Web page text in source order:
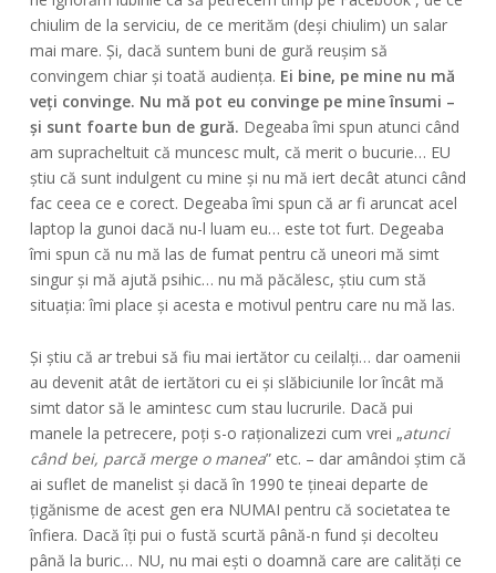
chiulim de la serviciu, de ce merităm (deși chiulim) un salar
mai mare. Și, dacă suntem buni de gură reușim să
convingem chiar și toată audiența. Ei bine, pe mine nu mă
veți convinge. Nu mă pot eu convinge pe mine însumi –
și sunt foarte bun de gură. Degeaba îmi spun atunci când
am supracheltuit că muncesc mult, că merit o bucurie… EU
știu că sunt indulgent cu mine și nu mă iert decât atunci când
fac ceea ce e corect. Degeaba îmi spun că ar fi aruncat acel
laptop la gunoi dacă nu-l luam eu… este tot furt. Degeaba
îmi spun că nu mă las de fumat pentru că uneori mă simt
singur și mă ajută psihic… nu mă păcălesc, știu cum stă
situația: îmi place și acesta e motivul pentru care nu mă las.
Și știu că ar trebui să fiu mai iertător cu ceilalți… dar oamenii
au devenit atât de iertători cu ei și slăbiciunile lor încât mă
simt dator să le amintesc cum stau lucrurile. Dacă pui
manele la petrecere, poți s-o raționalizezi cum vrei „atunci
când bei, parcă merge o manea” etc. – dar amândoi știm că
ai suflet de manelist și dacă în 1990 te țineai departe de
țigănisme de acest gen era NUMAI pentru că societatea te
înfiera. Dacă îți pui o fustă scurtă până-n fund și decolteu
până la buric… NU, nu mai ești o doamnă care are calități ce